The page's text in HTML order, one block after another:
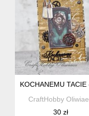
KOCHANEMU
CraftHobby
30 zł